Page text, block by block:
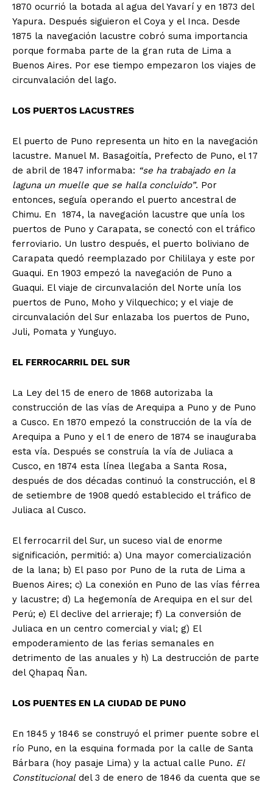
1870 ocurrió la botada al agua del Yavarí y en 1873 del
Yapura. Después siguieron el Coya y el Inca. Desde
1875 la navegación lacustre cobró suma importancia
porque formaba parte de la gran ruta de Lima a
Buenos Aires. Por ese tiempo empezaron los viajes de
circunvalación del lago.
LOS PUERTOS LACUSTRES
El puerto de Puno representa un hito en la navegación
lacustre. Manuel M. Basagoitía, Prefecto de Puno, el 17
de abril de 1847 informaba: “se ha trabajado en la
laguna un muelle que se halla concluido”. Por
entonces, seguía operando el puerto ancestral de
Chimu. En 1874, la navegación lacustre que unía los
puertos de Puno y Carapata, se conectó con el tráfico
ferroviario. Un lustro después, el puerto boliviano de
Carapata quedó reemplazado por Chililaya y este por
Guaqui. En 1903 empezó la navegación de Puno a
Guaqui. El viaje de circunvalación del Norte unía los
puertos de Puno, Moho y Vilquechico; y el viaje de
circunvalación del Sur enlazaba los puertos de Puno,
Juli, Pomata y Yunguyo.
EL FERROCARRIL DEL SUR
La Ley del 15 de enero de 1868 autorizaba la
construcción de las vías de Arequipa a Puno y de Puno
a Cusco. En 1870 empezó la construcción de la vía de
Arequipa a Puno y el 1 de enero de 1874 se inauguraba
esta vía. Después se construía la vía de Juliaca a
Cusco, en 1874 esta línea llegaba a Santa Rosa,
después de dos décadas continuó la construcción, el 8
de setiembre de 1908 quedó establecido el tráfico de
Juliaca al Cusco.
El ferrocarril del Sur, un suceso vial de enorme
significación, permitió: a) Una mayor comercialización
de la lana; b) El paso por Puno de la ruta de Lima a
Buenos Aires; c) La conexión en Puno de las vías férrea
y lacustre; d) La hegemonía de Arequipa en el sur del
Perú; e) El declive del arrieraje; f) La conversión de
Juliaca en un centro comercial y vial; g) El
empoderamiento de las ferias semanales en
detrimento de las anuales y h) La destrucción de parte
del Qhapaq Ñan.
LOS PUENTES EN LA CIUDAD DE PUNO
En 1845 y 1846 se construyó el primer puente sobre el
río Puno, en la esquina formada por la calle de Santa
Bárbara (hoy pasaje Lima) y la actual calle Puno. El
Constitucionaldel 3 de enero de 1846 da cuenta que se